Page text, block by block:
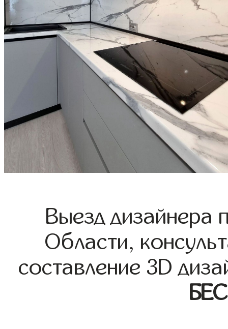
Выезд дизайнера
Области,
составление 3D